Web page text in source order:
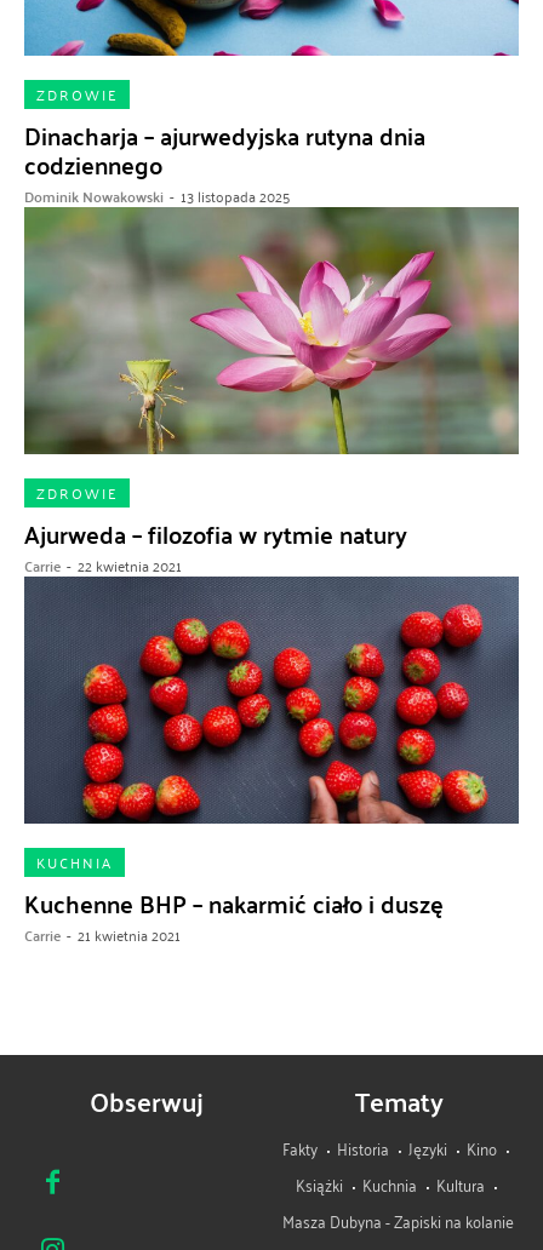
ZDROWIE
Dinacharja – ajurwedyjska rutyna dnia
codziennego
Dominik Nowakowski - 13 listopada 2025
ZDROWIE
Ajurweda – filozofia w rytmie natury
Carrie - 22 kwietnia 2021
KUCHNIA
Kuchenne BHP – nakarmić ciało i duszę
Carrie - 21 kwietnia 2021
Obserwuj Tematy
Fakty Historia Języki
Kino
Książki
Kuchnia
Kultura
Masza Dubyna - Zapiski na kolanie